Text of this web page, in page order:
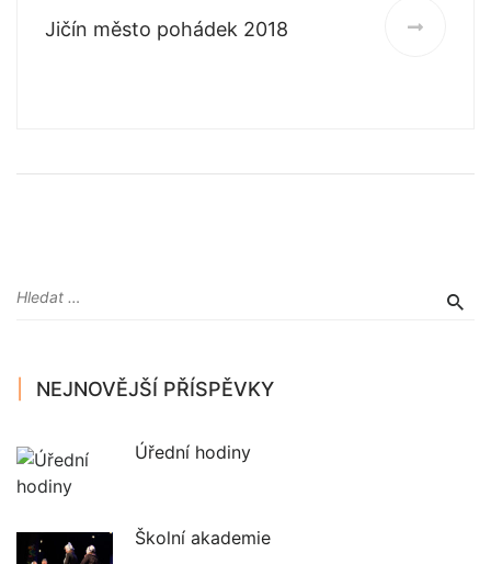
Jičín město pohádek 2018
NEJNOVĚJŠÍ PŘÍSPĚVKY
Úřední hodiny
Školní akademie